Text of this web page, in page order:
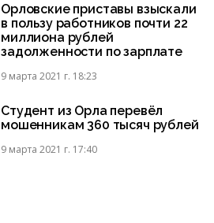
Орловские приставы взыскали
в пользу работников почти 22
миллиона рублей
задолженности по зарплате
9 марта 2021 г. 18:23
Студент из Орла перевёл
мошенникам 360 тысяч рублей
9 марта 2021 г. 17:40